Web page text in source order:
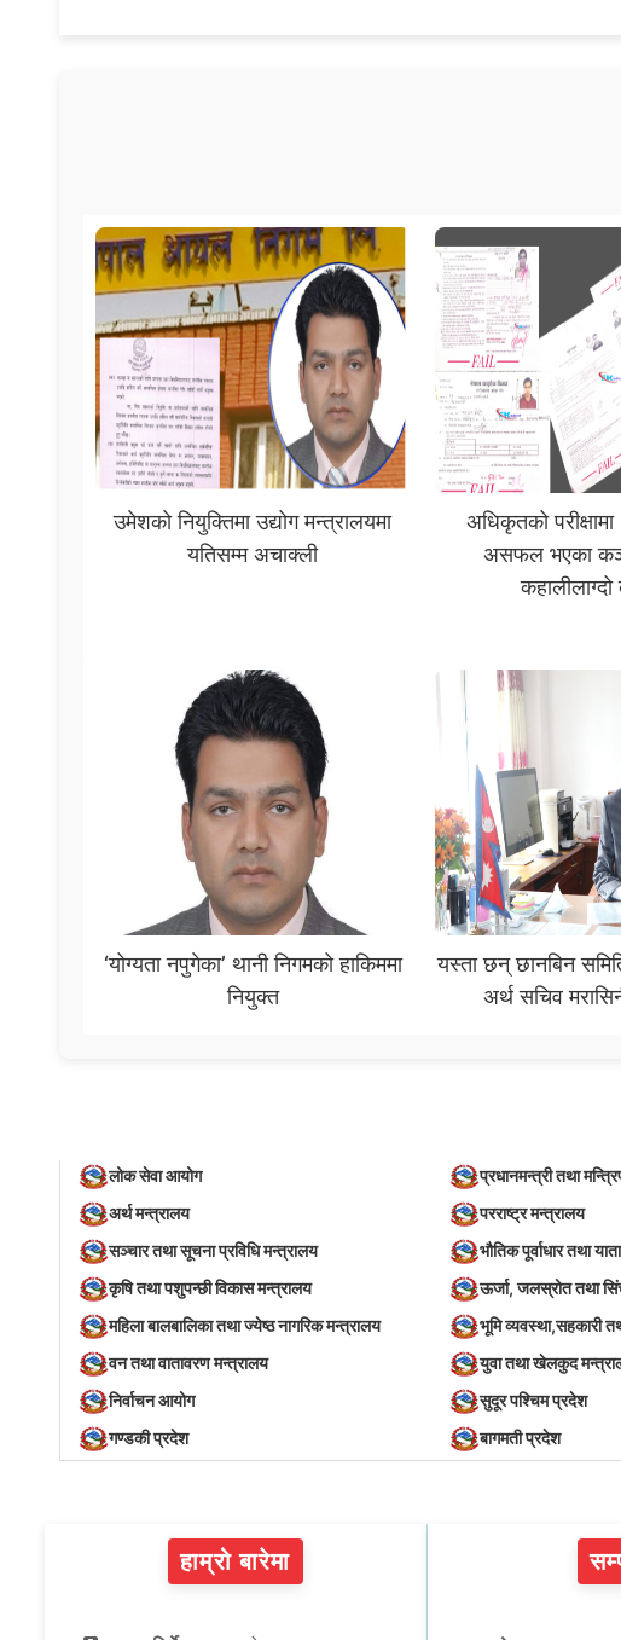
उमेशको नियुक्तिमा उद्योग मन्त्रालयमा
यतिसम्म अचाक्ली
अधिकृतको
असफल भएका
कहालीलाग्दो
‘योग्यता नपुगेका’ थानी निगमको हाकिममा
नियुक्त
यस्ता छन् छानबिन
अर्थ सचिव
लोक सेवा आयोग प्रधानमन्त्री तथा
अर्थ मन्त्रालय
परराष्ट्र मन्त्रालय
सञ्‍चार तथा सूचना प्रविधि मन्त्रालय
भौतिक पूर्वाधार तथा
कृषि तथा पशुपन्छी विकास मन्त्रालय
ऊर्जा, जलस्रोत तथा
महिला बालबालिका तथा ज्येष्ठ नागरिक मन्त्रालय
भूमि व्यवस्था,सहकारी
वन तथा वातावरण मन्त्रालय
युवा तथा खेलकुद
निर्वाचन आयोग
सुदूर पश्चिम प्रदेश
गण्डकी प्रदेश
बागमती प्रदेश
हाम्रो बारेमा